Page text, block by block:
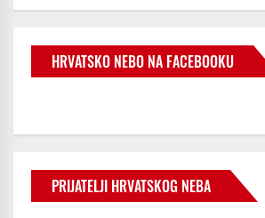
HRVATSKO NEBO NA FACEBOOKU
PRIJATELJI HRVATSKOG NEBA